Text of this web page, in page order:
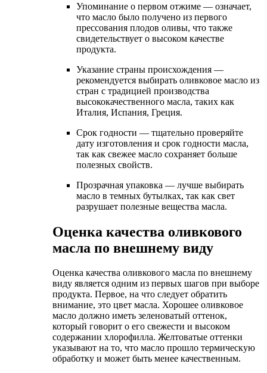
Упоминание о первом отжиме — означает,
что масло было получено из первого
прессования плодов оливы, что также
свидетельствует о высоком качестве
продукта.
Указание страны происхождения —
рекомендуется выбирать оливковое масло из
стран с традицией производства
высококачественного масла, таких как
Италия, Испания, Греция.
Срок годности — тщательно проверяйте
дату изготовления и срок годности масла,
так как свежее масло сохраняет больше
полезных свойств.
Прозрачная упаковка — лучше выбирать
масло в темных бутылках, так как свет
разрушает полезные вещества масла.
Оценка качества оливкового
масла по внешнему виду
Оценка качества оливкового масла по внешнему
виду является одним из первых шагов при выборе
продукта. Первое, на что следует обратить
внимание, это цвет масла. Хорошее оливковое
масло должно иметь зеленоватый оттенок,
который говорит о его свежести и высоком
содержании хлорофилла. Желтоватые оттенки
указывают на то, что масло прошло термическую
обработку и может быть менее качественным.